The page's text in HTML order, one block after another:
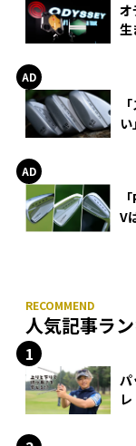
オ
生
V
人気記事ラ
パ